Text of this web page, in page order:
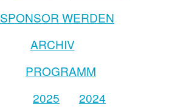
SPONSOR WERDEN
ARCHIV
PROGRAMM
2025
2024